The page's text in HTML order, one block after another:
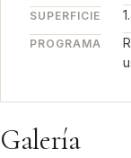
SUPERFICIE
PROGRAMA
Galería